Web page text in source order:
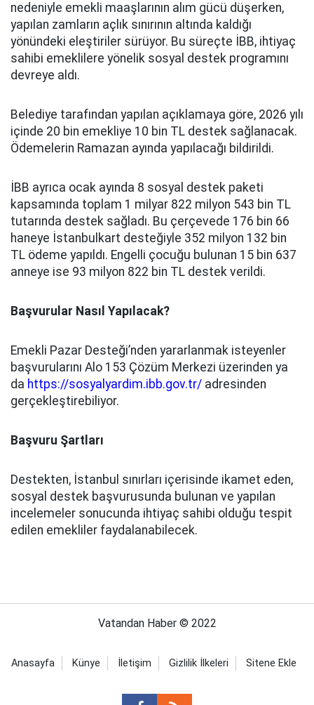
nedeniyle emekli maaşlarının alım gücü düşerken,
yapılan zamların açlık sınırının altında kaldığı
yönündeki eleştiriler sürüyor. Bu süreçte İBB, ihtiyaç
sahibi emeklilere yönelik sosyal destek programını
devreye aldı.
Belediye tarafından yapılan açıklamaya göre, 2026 yılı
içinde 20 bin emekliye 10 bin TL destek sağlanacak.
Ödemelerin Ramazan ayında yapılacağı bildirildi.
İBB ayrıca ocak ayında 8 sosyal destek paketi
kapsamında toplam 1 milyar 822 milyon 543 bin TL
tutarında destek sağladı. Bu çerçevede 176 bin 66
haneye İstanbulkart desteğiyle 352 milyon 132 bin
TL ödeme yapıldı. Engelli çocuğu bulunan 15 bin 637
anneye ise 93 milyon 822 bin TL destek verildi.
Başvurular Nasıl Yapılacak?
Emekli Pazar Desteği’nden yararlanmak isteyenler
başvurularını Alo 153 Çözüm Merkezi üzerinden ya
da https://sosyalyardim.ibb.gov.tr/ adresinden
gerçekleştirebiliyor.
Başvuru Şartları
Destekten, İstanbul sınırları içerisinde ikamet eden,
sosyal destek başvurusunda bulunan ve yapılan
incelemeler sonucunda ihtiyaç sahibi olduğu tespit
edilen emekliler faydalanabilecek.
Vatandan Haber © 2022
Anasayfa Künye İletişim Gizlilik İlkeleri Sitene Ekle